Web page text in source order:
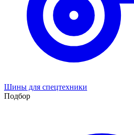
Шины для спецтехники
Подбор